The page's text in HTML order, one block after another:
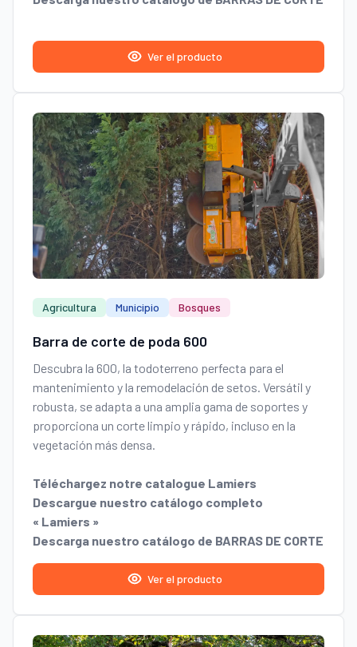
Ver el producto
Agricultura Municipio Bosques
Barra de corte de poda 600
Descubra la 600, la todoterreno perfecta para el
mantenimiento y la remodelación de setos. Versátil y
robusta, se adapta a una amplia gama de soportes y
proporciona un corte limpio y rápido, incluso en la
vegetación más densa.
Téléchargez notre catalogue Lamiers
Descargue nuestro catálogo completo
« Lamiers »
Descarga nuestro catálogo de BARRAS DE CORTE
Ver el producto